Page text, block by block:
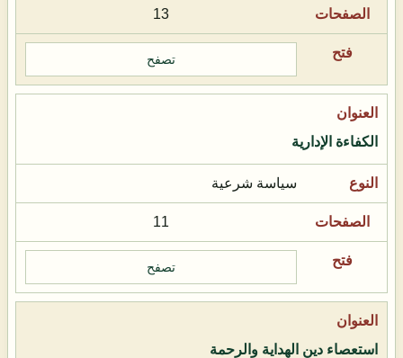
13
تصفح
الكفاءة الإدارية
سياسة شرعية
11
تصفح
استعصاء دين الهداية والرحمة